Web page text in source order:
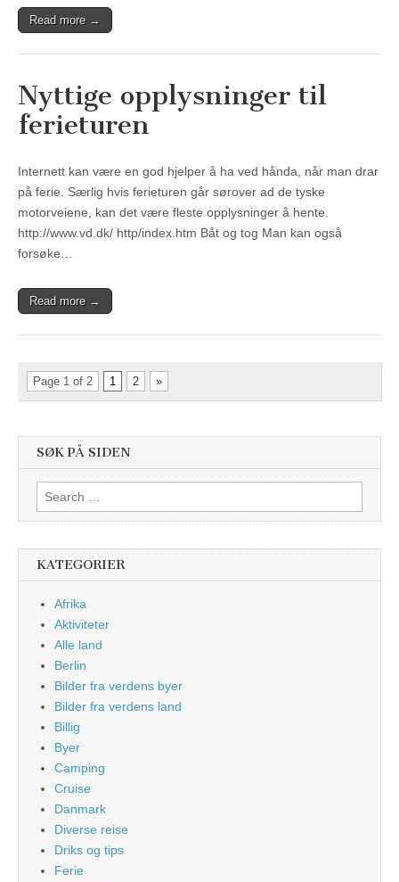
Read more →
Nyttige opplysninger til
ferieturen
Internett kan være en god hjelper å ha ved hånda, når man drar
på ferie. Særlig hvis ferieturen går sørover ad de tyske
motorveiene, kan det være fleste opplysninger å hente.
http://www.vd.dk/ http/index.htm Båt og tog Man kan også
forsøke…
Read more →
Page 1 of 2 1 2 »
SØK PÅ SIDEN
Search
for:
KATEGORIER
Afrika
Aktiviteter
Alle land
Berlin
Bilder fra verdens byer
Bilder fra verdens land
Billig
Byer
Camping
Cruise
Danmark
Diverse reise
Driks og tips
Ferie